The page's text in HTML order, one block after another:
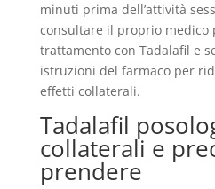
minuti prima dell’attività
consultare il proprio medico
trattamento con Tadalafil e
istruzioni del farmaco per
effetti collaterali.
Tadalafil
collaterali e
prendere